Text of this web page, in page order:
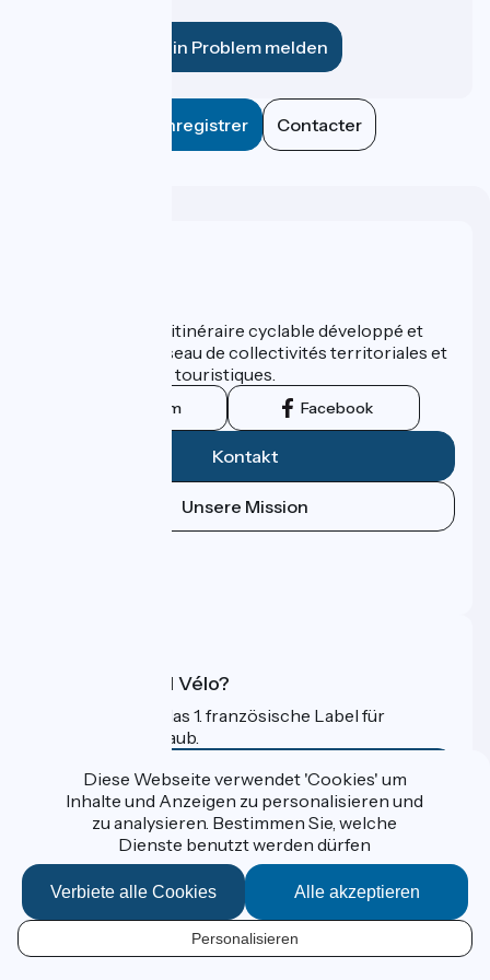
DE
Ein Problem melden
Enregistrer Contacter
ViaRhôna est un itinéraire cyclable développé et
promu par un réseau de collectivités territoriales et
leurs institutions touristiques.
Instagram Facebook
Kontakt
Unsere Mission
Was ist Accueil Vélo?
Accueil Vélo ist das 1. französische Label für
Radfahrer im Urlaub.
Mehr erfahren
Gefördert im Rahmen von Destination France
Données personnelles
Espace Presse
Diese Webseite verwendet 'Cookies' um
Inhalte und Anzeigen zu personalisieren und
zu analysieren. Bestimmen Sie, welche
Dienste benutzt werden dürfen
Alle akzeptieren
Verbiete alle Cookies
Personalisieren